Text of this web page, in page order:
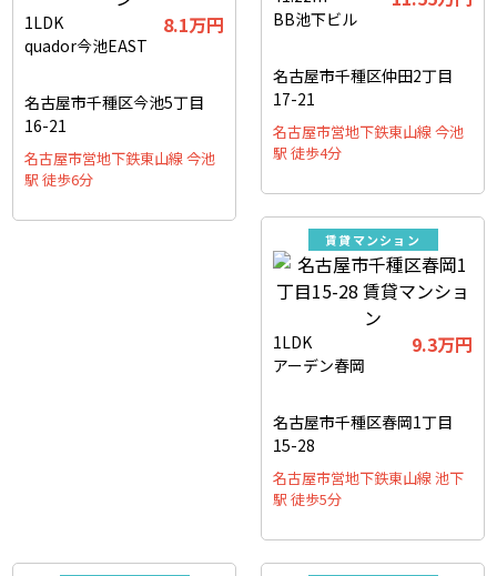
1LDK 8.1万円
quador今池EAST
名古屋市千種区今池5丁目
16-21
名古屋市営地下鉄東山線 今池
駅 徒歩6分
BB池下ビル
名古屋市千種区仲田2丁目
17-21
名古屋市営地下鉄東山線 今池
駅 徒歩4分
賃貸マンション
1LDK 9.3万円
アーデン春岡
名古屋市千種区春岡1丁目
15-28
名古屋市営地下鉄東山線 池下
駅 徒歩5分